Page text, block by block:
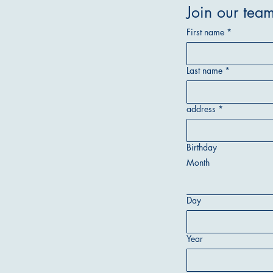
Join our
First name *
Last name *
address *
Birthday
Month
Day
Year